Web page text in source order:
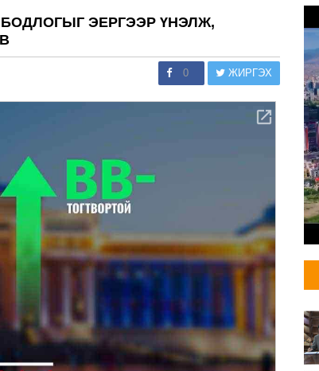
ЭЕРГЭЭР ҮНЭЛЖ,
0 ЖИРГЭХ